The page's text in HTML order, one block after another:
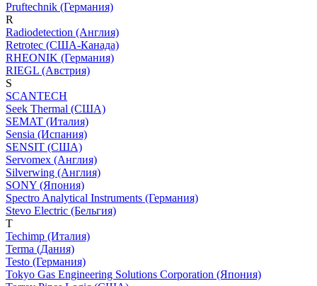
Pruftechnik (Германия)
R
Radiodetection (Англия)
Retrotec (США-Канада)
RHEONIK (Германия)
RIEGL (Австрия)
S
SCANTECH
Seek Thermal (США)
SEMAT (Италия)
Sensia (Испания)
SENSIT (США)
Servomex (Англия)
Silverwing (Англия)
SONY (Япония)
Spectro Analytical Instruments (Германия)
Stevo Electric (Бельгия)
T
Techimp (Италия)
Terma (Дания)
Testo (Германия)
Tokyo Gas Engineering Solutions Corporation (Япония)